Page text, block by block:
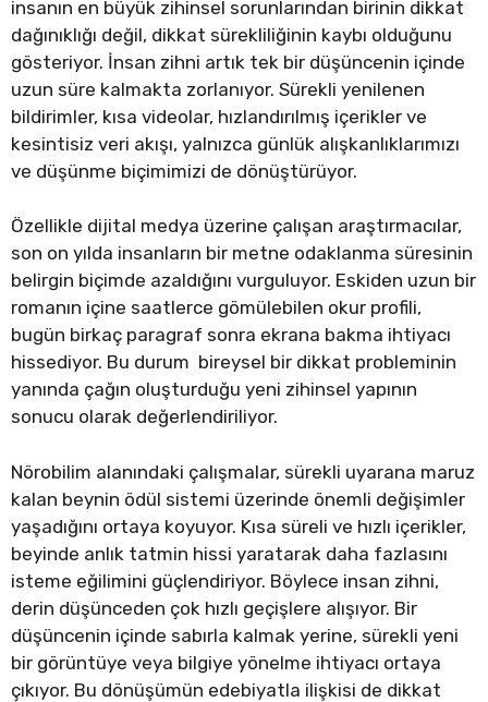
insanın en büyük zihinsel sorunlarından birinin dikkat
dağınıklığı değil, dikkat sürekliliğinin kaybı olduğunu
gösteriyor. İnsan zihni artık tek bir düşüncenin içinde
uzun süre kalmakta zorlanıyor. Sürekli yenilenen
bildirimler, kısa videolar, hızlandırılmış içerikler ve
kesintisiz veri akışı, yalnızca günlük alışkanlıklarımızı
ve düşünme biçimimizi de dönüştürüyor.
Özellikle dijital medya üzerine çalışan araştırmacılar,
son on yılda insanların bir metne odaklanma süresinin
belirgin biçimde azaldığını vurguluyor. Eskiden uzun bir
romanın içine saatlerce gömülebilen okur profili,
bugün birkaç paragraf sonra ekrana bakma ihtiyacı
hissediyor. Bu durum bireysel bir dikkat probleminin
yanında çağın oluşturduğu yeni zihinsel yapının
sonucu olarak değerlendiriliyor.
Nörobilim alanındaki çalışmalar, sürekli uyarana maruz
kalan beynin ödül sistemi üzerinde önemli değişimler
yaşadığını ortaya koyuyor. Kısa süreli ve hızlı içerikler,
beyinde anlık tatmin hissi yaratarak daha fazlasını
isteme eğilimini güçlendiriyor. Böylece insan zihni,
derin düşünceden çok hızlı geçişlere alışıyor. Bir
düşüncenin içinde sabırla kalmak yerine, sürekli yeni
bir görüntüye veya bilgiye yönelme ihtiyacı ortaya
çıkıyor. Bu dönüşümün edebiyatla ilişkisi de dikkat